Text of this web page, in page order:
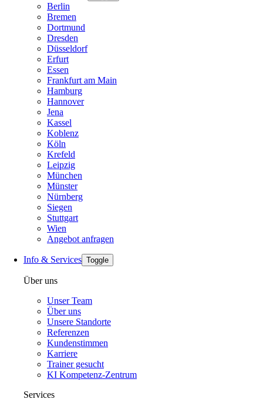
Berlin
Bremen
Dortmund
Dresden
Düsseldorf
Erfurt
Essen
Frankfurt am Main
Hamburg
Hannover
Jena
Kassel
Koblenz
Köln
Krefeld
Leipzig
München
Münster
Nürnberg
Siegen
Stuttgart
Wien
Angebot anfragen
Info & Services Toggle
Über uns
Unser Team
Über uns
Unsere Standorte
Referenzen
Kundenstimmen
Karriere
Trainer gesucht
KI Kompetenz-Zentrum
Services